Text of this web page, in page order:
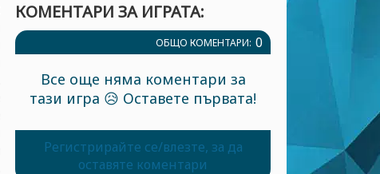
КОМЕНТАРИ ЗА ИГРАТА:
ОБЩО КОМЕНТАРИ: 0
Все още няма коментари за
тази игра 😥 Оставете първата!
Регистрирайте се/влезте, за да
оставяте коментари